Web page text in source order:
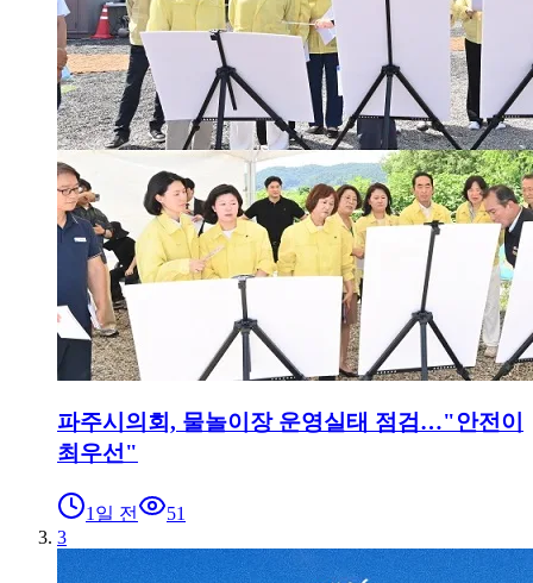
파주시의회, 물놀이장 운영실태 점검…"안전이
최우선"
1일 전
51
3